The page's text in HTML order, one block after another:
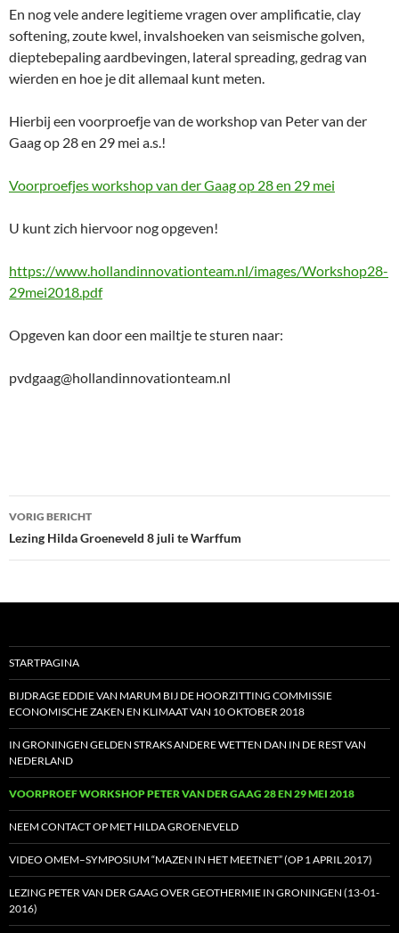
En nog vele andere legitieme vragen over amplificatie, clay
softening, zoute kwel, invalshoeken van seismische golven,
dieptebepaling aardbevingen, lateral spreading, gedrag van
wierden en hoe je dit allemaal kunt meten.
Hierbij een voorproefje van de workshop van Peter van der
Gaag op 28 en 29 mei a.s.!
Voorproefjes workshop van der Gaag op 28 en 29 mei
U kunt zich hiervoor nog opgeven!
https://www.hollandinnovationteam.nl/images/Workshop28-
29mei2018.pdf
Opgeven kan door een mailtje te sturen naar:
pvdgaag@hollandinnovationteam.nl
Bericht
navigatie
VORIG BERICHT
Lezing Hilda Groeneveld 8 juli te Warffum
STARTPAGINA
BIJDRAGE EDDIE VAN MARUM BIJ DE HOORZITTING COMMISSIE
ECONOMISCHE ZAKEN EN KLIMAAT VAN 10 OKTOBER 2018
IN GRONINGEN GELDEN STRAKS ANDERE WETTEN DAN IN DE REST VAN
NEDERLAND
VOORPROEF WORKSHOP PETER VAN DER GAAG 28 EN 29 MEI 2018
NEEM CONTACT OP MET HILDA GROENEVELD
VIDEO OMEM–SYMPOSIUM “MAZEN IN HET MEETNET” (OP 1 APRIL 2017)
LEZING PETER VAN DER GAAG OVER GEOTHERMIE IN GRONINGEN (13-01-
2016)